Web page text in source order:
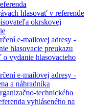
hlasovať v referende
okrskovej
e-mailovej adresy -
hlasovacie preukazu
vydanie hlasovacieho
e-mailovej adresy -
a náhradníka
technického
vyhláseného na